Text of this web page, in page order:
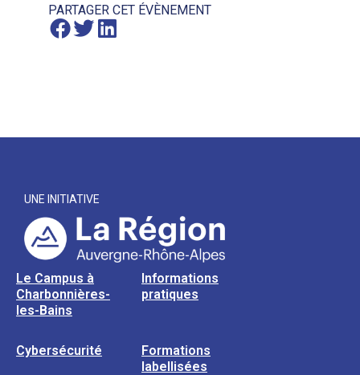
PARTAGER CET ÉVÈNEMENT
UNE INITIATIVE
Le Campus à
Charbonnières-
les-Bains
Informations
pratiques
Cybersécurité
Formations
labellisées